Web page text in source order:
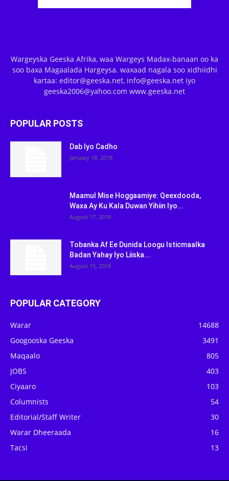
Wargeyska Geeska Afrika, waa Wargeys Madax-banaan oo ka
soo baxa Magaalada Hargeysa. waxaad nagala soo xidhiidhi
kartaa: editor@geeska.net, info@geeska.net iyo
geeska2006@yahoo.com www.geeska.net
POPULAR POSTS
Dab Iyo Cadho
January 18, 2018
Maamul Mise Hoggaamiye: Qeexdooda,
Waxa Ay Ku Kala Duwan Yihiin Iyo...
August 17, 2018
Tobanka Af Ee Dunida Loogu Isticmaalka
Badan Yahay Iyo Liiska...
August 15, 2018
POPULAR CATEGORY
Warar
14688
Googooska Geeska
3491
Maqaalo
805
JOBS
403
Ciyaaro
103
Columnists
54
Editorial/Staff Writer
30
Warar Dheeraada
16
Tacsi
13